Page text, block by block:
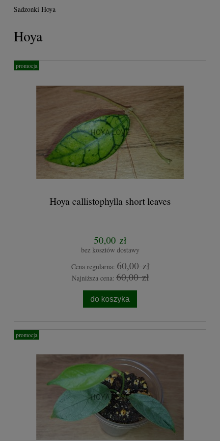
Sadzonki Hoya
Hoya
Hoya callistophylla short leaves
50,00 zł
bez kosztów dostawy
Cena regularna:60,00 zł
Najniższa cena:60,00 zł
do koszyka
promocja
promocja